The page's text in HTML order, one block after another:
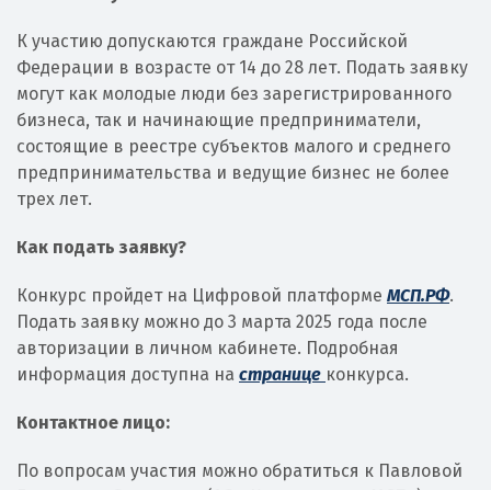
К участию допускаются граждане Российской
Федерации в возрасте от 14 до 28 лет. Подать заявку
могут как молодые люди без зарегистрированного
бизнеса, так и начинающие предприниматели,
состоящие в реестре субъектов малого и среднего
предпринимательства и ведущие бизнес не более
трех лет.
Как подать заявку?
Конкурс пройдет на Цифровой платформе МСП.РФ.
Подать заявку можно до 3 марта 2025 года после
авторизации в личном кабинете. Подробная
информация доступна на странице конкурса.
Контактное лицо:
По вопросам участия можно обратиться к Павловой